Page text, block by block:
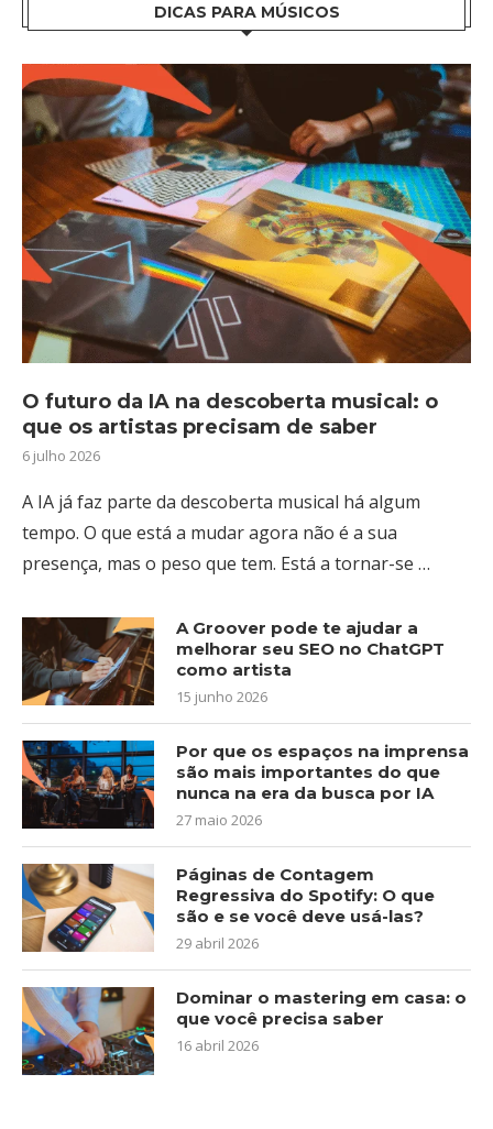
DICAS PARA MÚSICOS
O futuro da IA na descoberta musical: o
que os artistas precisam de saber
6 julho 2026
A IA já faz parte da descoberta musical há algum
tempo. O que está a mudar agora não é a sua
presença, mas o peso que tem. Está a tornar-se …
A Groover pode te ajudar a
melhorar seu SEO no ChatGPT
como artista
15 junho 2026
Por que os espaços na imprensa
são mais importantes do que
nunca na era da busca por IA
27 maio 2026
Páginas de Contagem
Regressiva do Spotify: O que
são e se você deve usá-las?
29 abril 2026
Dominar o mastering em casa: o
que você precisa saber
16 abril 2026